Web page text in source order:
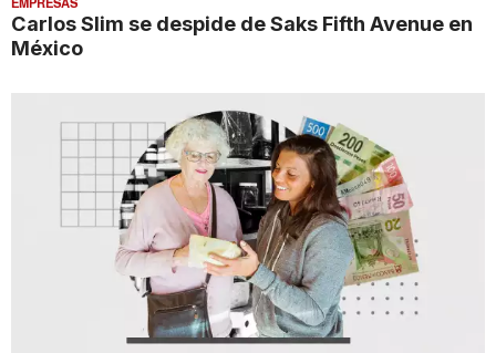
Carlos Slim se despide de Saks Fifth Avenue en
México